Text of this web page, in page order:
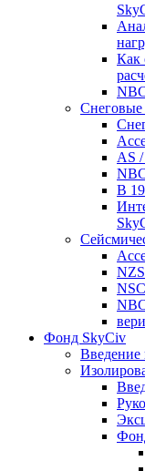
Как
Снеговые
AS /
В
Фонд SkyCiv